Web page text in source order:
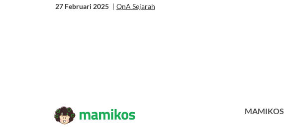
27 Februari 2025 | QnA Sejarah
MAMIKOS